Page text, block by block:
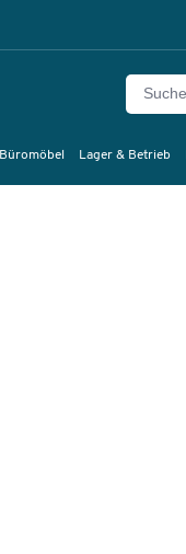
Büromöbel Lager & Betrieb